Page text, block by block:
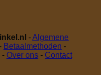
-Algemene
Betaalmethoden -
- Over ons - Contact